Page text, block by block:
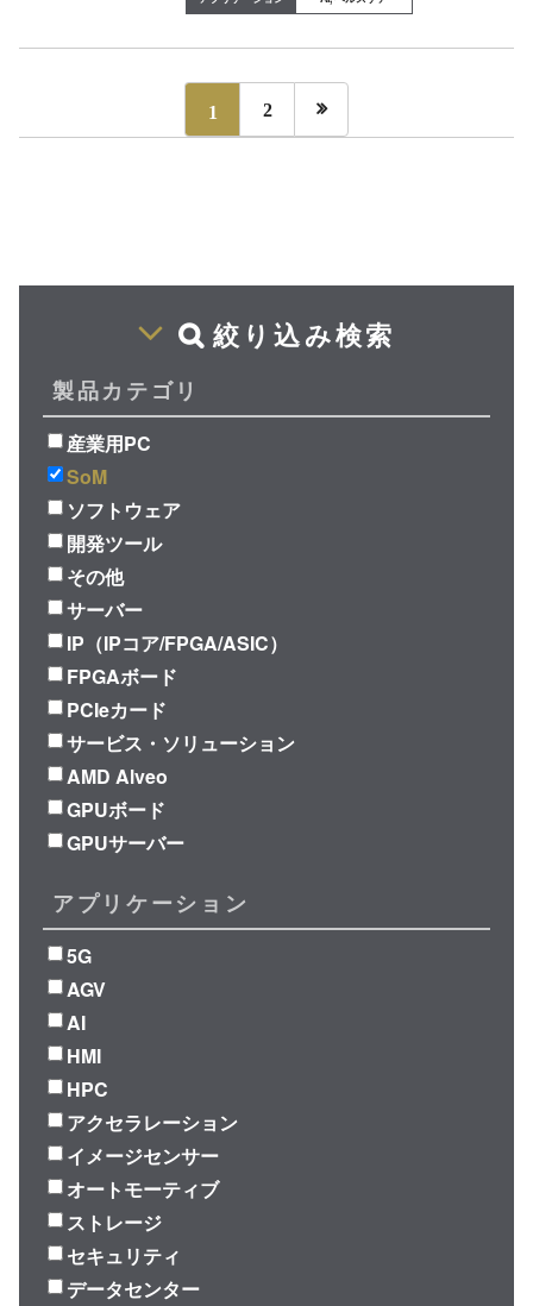
1 2 
絞り込み検索
製品カテゴリ
産業用PC
SoM
ソフトウェア
開発ツール
その他
サーバー
IP（IPコア/FPGA/ASIC）
FPGAボード
PCIeカード
サービス・ソリューション
AMD Alveo
GPUボード
GPUサーバー
アプリケーション
5G
AGV
AI
HMI
HPC
アクセラレーション
イメージセンサー
オートモーティブ
ストレージ
セキュリティ
データセンター